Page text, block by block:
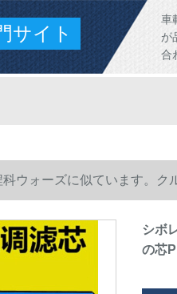
サイト
車
が
合
ウォーズに似ています。ク
シボ
の芯